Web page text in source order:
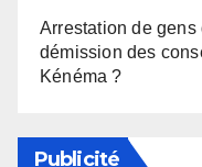
Arrestation de gens
démission des
Kénéma ?
Publicité